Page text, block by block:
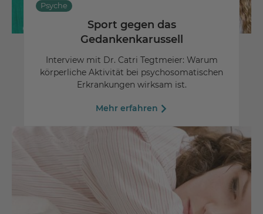
Psyche
Sport gegen das
Gedankenkarussell
Interview mit Dr. Catri Tegtmeier: Warum
körperliche Aktivität bei psychosomatischen
Erkrankungen wirksam ist.
Mehr erfahren